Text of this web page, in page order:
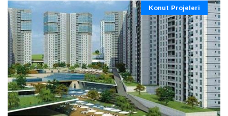
Konut Projeleri